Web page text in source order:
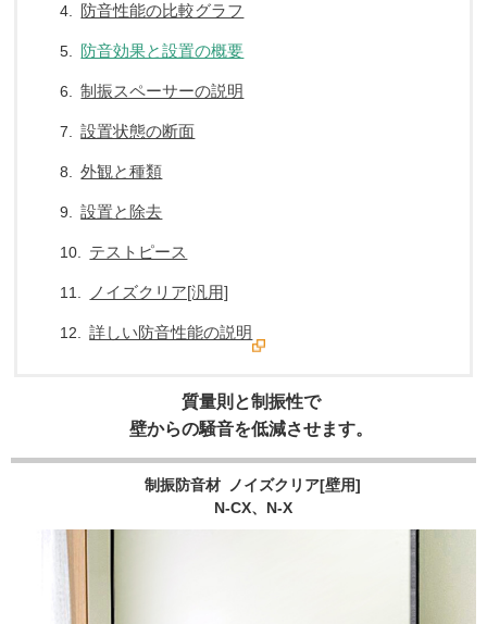
4. 防音性能の比較グラフ
5. 防音効果と設置の概要
6.制振スペーサーの説明
7.設置状態の断面
8.外観と種類
9.設置と除去
10. テストピース
11. ノイズクリア[汎用]
12.詳しい防音性能の説明
質量則と制振性で
壁からの騒音を低減させます。
制振防音材 ノイズクリア[壁用]
N-CX、N-X